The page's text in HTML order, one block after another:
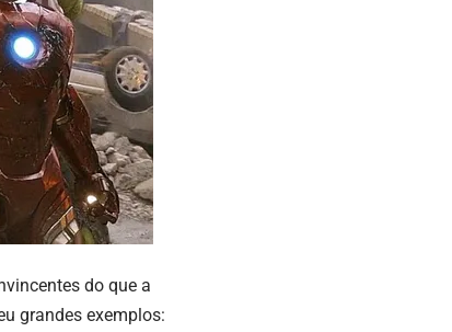
do que a
grandes exemplos: